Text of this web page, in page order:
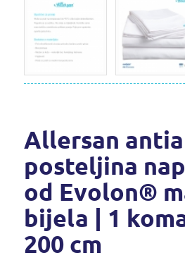
Allersan
posteljina
od Evolon®
bijela | 1
200 cm